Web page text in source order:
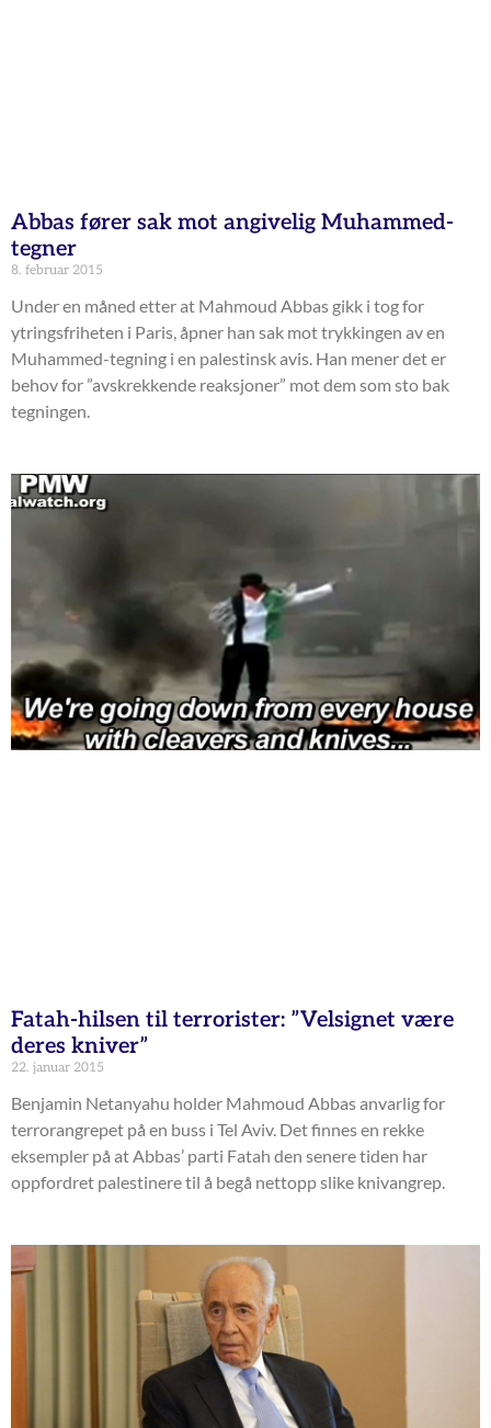
Abbas fører sak mot angivelig Muhammed-
tegner
8. februar 2015
Under en måned etter at Mahmoud Abbas gikk i tog for
ytringsfriheten i Paris, åpner han sak mot trykkingen av en
Muhammed-tegning i en palestinsk avis. Han mener det er
behov for ”avskrekkende reaksjoner” mot dem som sto bak
tegningen.
Fatah-hilsen til terrorister: ”Velsignet være
deres kniver”
22. januar 2015
Benjamin Netanyahu holder Mahmoud Abbas anvarlig for
terrorangrepet på en buss i Tel Aviv. Det finnes en rekke
eksempler på at Abbas’ parti Fatah den senere tiden har
oppfordret palestinere til å begå nettopp slike knivangrep.